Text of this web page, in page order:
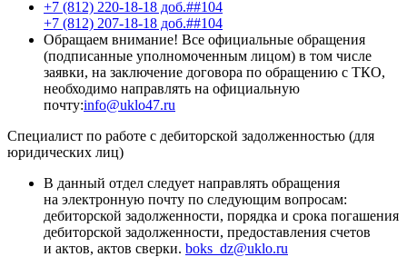
+7 (812) 220-18-18 доб.##104
+7 (812) 207-18-18 доб.##104
Обращаем внимание! Все официальные обращения
(подписанные уполномоченным лицом) в том числе
заявки, на заключение договора по обращению с ТКО,
необходимо направлять на официальную
почту:info@uklo47.ru
Специалист по работе с дебиторской задолженностью (для
юридических лиц)
В данный отдел следует направлять обращения
на электронную почту по следующим вопросам:
дебиторской задолженности, порядка и срока погашения
дебиторской задолженности, предоставления счетов
и актов, актов сверки. boks_dz@uklo.ru